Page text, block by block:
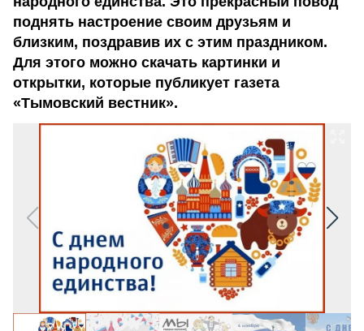
поднять настроение своим друзьям и
близким, поздравив их с этим праздником.
Для этого можно скачать картинки и
открытки, которые публикует газета
«Тымовский вестник».